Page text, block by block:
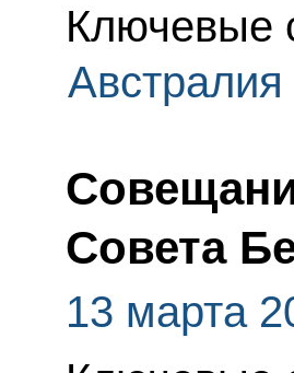
Ключевые
Австралия
Совета
13 марта